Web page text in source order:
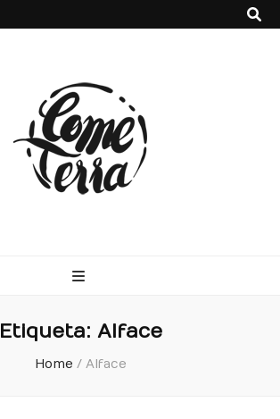
Etiqueta: Alface
Home / Alface